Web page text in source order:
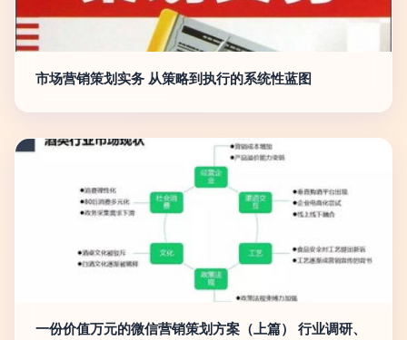
市场营销策划实务 从策略到执行的系统性蓝图
一份价值万元的微信营销策划方案（上篇） 行业调研、